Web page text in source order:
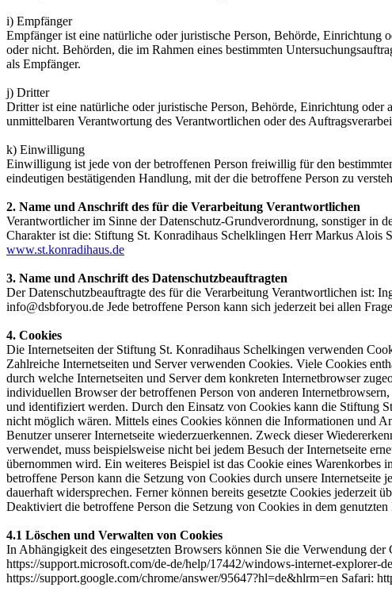
i) Empfänger
Empfänger ist eine natürliche oder juristische Person, Behörde, Einrichtung
oder nicht. Behörden, die im Rahmen eines bestimmten
als Empfänger.
j) Dritter
Dritter ist eine natürliche oder juristische Person, Behörde, Einrichtung oder
unmittelbaren Verantwortung des Verantwortlichen oder des
k) Einwilligung
Einwilligung ist jede von der betroffenen Person freiwillig für den
eindeutigen bestätigenden Handlung, mit der die betroffene Person zu
2. Name und Anschrift des für die Verarbeitung Verantwortlichen
Verantwortlicher im Sinne der Datenschutz-Grundverordnung, sonstiger in
Charakter ist die: Stiftung St. Konradihaus Schelklingen Herr Markus Alois
www.st.konradihaus.de
3. Name und Anschrift des Datenschutzbeauftragten
Der Datenschutzbeauftragte des für die Verarbeitung Verantwortlichen ist:
info@dsbforyou.de Jede betroffene Person kann sich jederzeit bei allen
4. Cookies
Die Internetseiten der Stiftung St. Konradihaus Schelkingen verwenden
Zahlreiche Internetseiten und Server verwenden Cookies. Viele Cookies
durch welche Internetseiten und Server dem konkreten Internetbrowser
individuellen Browser der betroffenen Person von anderen
und identifiziert werden. Durch den Einsatz von Cookies kann die Stiftung
nicht möglich wären. Mittels eines Cookies können die Informationen und
Benutzer unserer Internetseite wiederzuerkennen. Zweck dieser
verwendet, muss beispielsweise nicht bei jedem Besuch der Internetseite
übernommen wird. Ein weiteres Beispiel ist das Cookie eines
betroffene Person kann die Setzung von Cookies durch unsere
dauerhaft widersprechen. Ferner können bereits gesetzte Cookies jederzeit
Deaktiviert die betroffene Person die Setzung von Cookies in dem
4.1 Löschen und Verwalten von Cookies
In Abhängigkeit des eingesetzten Browsers können Sie die Verwendung
https://support.microsoft.com/de-de/help/17442/windows-internet-explorer-
https://support.google.com/chrome/answer/95647?hl=de&hlrm=en Safari: